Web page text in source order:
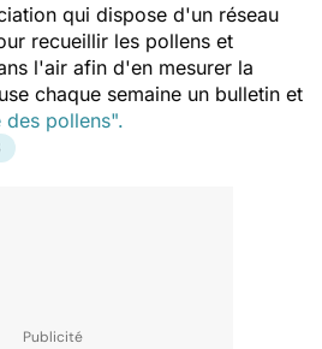
qui dispose d'un réseau
recueillir les pollens et
l'air afin d'en mesurer la
chaque semaine un bulletin et
des pollens".